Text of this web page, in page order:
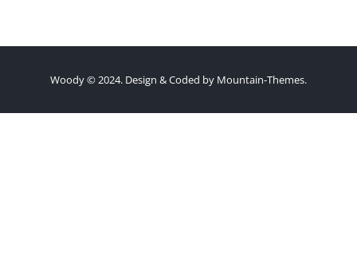
Woody © 2024. Design & Coded by Mountain-Themes.